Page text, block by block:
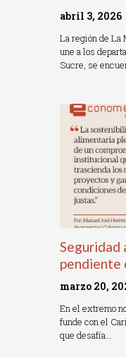
abril 3, 2026
La región de La
une a los
Sucre, se
Seguridad
pendiente
marzo 20,
En el extremo
funde con el
que desafía…